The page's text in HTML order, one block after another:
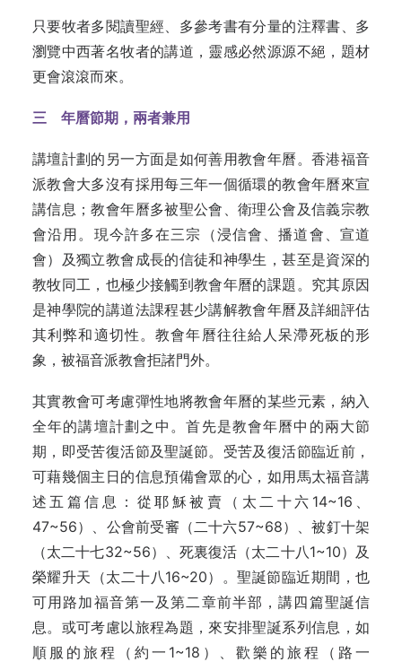
只要牧者多閱讀聖經、多參考書有分量的注釋書、多
瀏覽中西著名牧者的講道，靈感必然源源不絕，題材
更會滾滾而來。
三 年曆節期，兩者兼用
講壇計劃的另一方面是如何善用教會年曆。香港福音
派教會大多沒有採用每三年一個循環的教會年曆來宣
講信息；教會年曆多被聖公會、衛理公會及信義宗教
會沿用。現今許多在三宗（浸信會、播道會、宣道
會）及獨立教會成長的信徒和神學生，甚至是資深的
教牧同工，也極少接觸到教會年曆的課題。究其原因
是神學院的講道法課程甚少講解教會年曆及詳細評估
其利弊和適切性。教會年曆往往給人呆滯死板的形
象，被福音派教會拒諸門外。
其實教會可考慮彈性地將教會年曆的某些元素，納入
全年的講壇計劃之中。首先是教會年曆中的兩大節
期，即受苦復活節及聖誕節。受苦及復活節臨近前，
可藉幾個主日的信息預備會眾的心，如用馬太福音講
述五篇信息：從耶穌被賣（太二十六14~16、
47~56）、公會前受審（二十六57~68）、被釘十架
（太二十七32~56）、死裏復活（太二十八1~10）及
榮耀升天（太二十八16~20）。聖誕節臨近期間，也
可用路加福音第一及第二章前半部，講四篇聖誕信
息。或可考慮以旅程為題，來安排聖誕系列信息，如
順服的旅程（約一1~18）、歡樂的旅程（路一